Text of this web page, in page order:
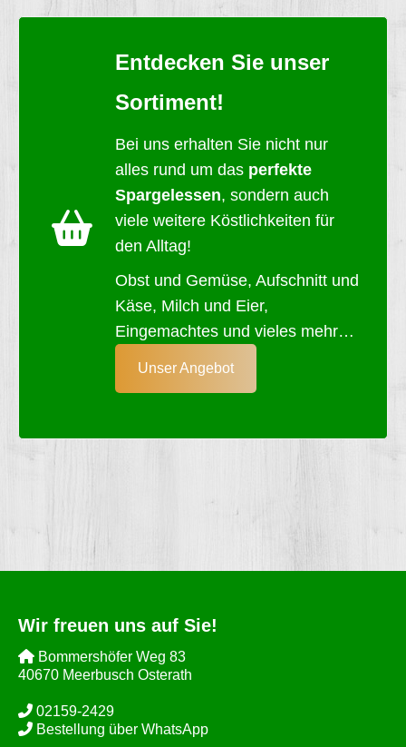
Entdecken Sie unser
Sortiment!
Bei uns erhalten Sie nicht nur
alles rund um das perfekte
Spargelessen, sondern auch
viele weitere Köstlichkeiten für
den Alltag!
Obst und Gemüse, Aufschnitt und
Käse, Milch und Eier,
Eingemachtes und vieles mehr…
Unser Angebot
Wir freuen uns auf Sie!
Bommershöfer Weg 83
40670 Meerbusch Osterath
02159-2429
Bestellung über WhatsApp